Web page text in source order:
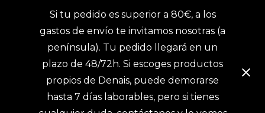
Si tu pedido es superior a 80€, a los
gastos de envío te invitamos nosotras (a
península). Tu pedido llegará en un
plazo de 48/72h. Si escoges productos
propios de Denais, puede demorarse
hasta 7 días laborables, pero si tienes